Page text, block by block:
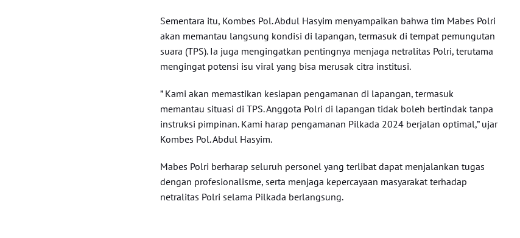
Sementara itu, Kombes Pol. Abdul Hasyim menyampaikan bahwa tim Mabes Polri
akan memantau langsung kondisi di lapangan, termasuk di tempat pemungutan
suara (TPS). Ia juga mengingatkan pentingnya menjaga netralitas Polri, terutama
mengingat potensi isu viral yang bisa merusak citra institusi.
” Kami akan memastikan kesiapan pengamanan di lapangan, termasuk
memantau situasi di TPS. Anggota Polri di lapangan tidak boleh bertindak tanpa
instruksi pimpinan. Kami harap pengamanan Pilkada 2024 berjalan optimal,” ujar
Kombes Pol. Abdul Hasyim.
Mabes Polri berharap seluruh personel yang terlibat dapat menjalankan tugas
dengan profesionalisme, serta menjaga kepercayaan masyarakat terhadap
netralitas Polri selama Pilkada berlangsung.